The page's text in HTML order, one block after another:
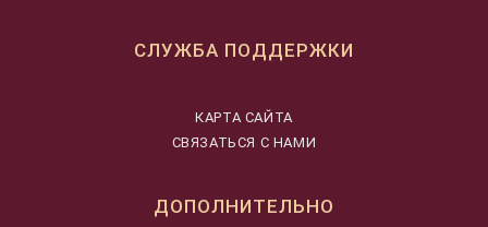
СЛУЖБА ПОДДЕРЖКИ
КАРТА САЙТА
СВЯЗАТЬСЯ С НАМИ
ДОПОЛНИТЕЛЬНО